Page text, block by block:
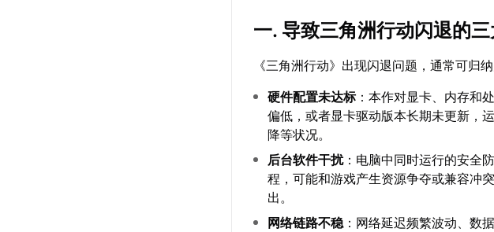
一. 导致三角洲行动闪退的三
《三角洲行动》出现闪退问题，通常可归
硬件配置未达标：本作对显卡、内存和
偏低，或者显卡驱动版本长期未更新，
降等状况。
后台软件干扰：电脑中同时运行的安全
程，可能和游戏产生资源争夺或兼容冲
出。
网络链路不稳 ：网络延迟频繁波动、数